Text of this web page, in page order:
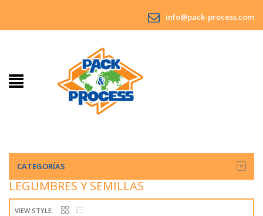
info@pack-process.com
CATEGORÍAS
LEGUMBRES Y SEMILLAS
VIEW STYLE: